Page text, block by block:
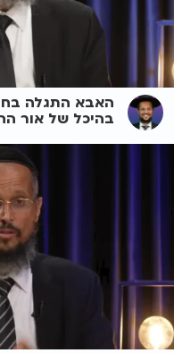
האבא התגלה
בהיכל של אור